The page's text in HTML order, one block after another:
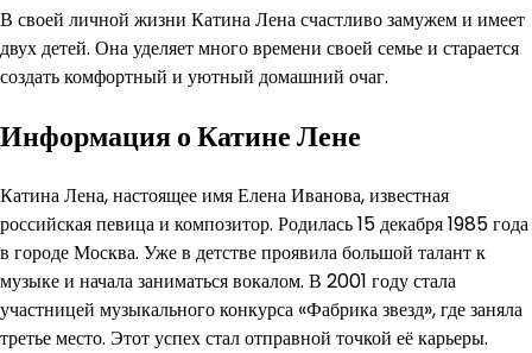
В своей личной жизни Катина Лена счастливо замужем и имеет
двух детей. Она уделяет много времени своей семье и старается
создать комфортный и уютный домашний очаг.
Информация о Катине Лене
Катина Лена, настоящее имя Елена Иванова, известная
российская певица и композитор. Родилась 15 декабря 1985 года
в городе Москва. Уже в детстве проявила большой талант к
музыке и начала заниматься вокалом. В 2001 году стала
участницей музыкального конкурса «Фабрика звезд», где заняла
третье место. Этот успех стал отправной точкой её карьеры.